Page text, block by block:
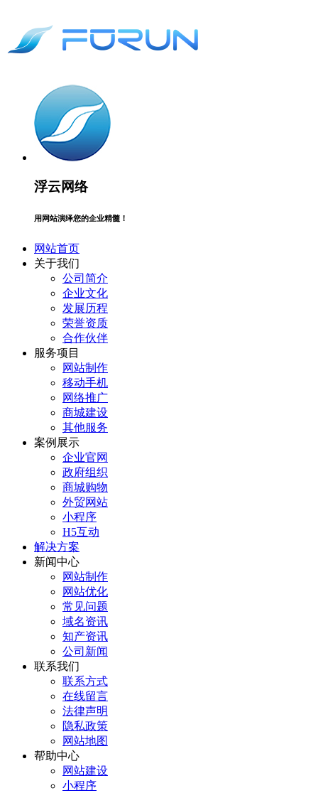
浮云网络
用网站演绎您的企业精髓！
网站首页
关于我们
公司简介
企业文化
发展历程
荣誉资质
合作伙伴
服务项目
网站制作
移动手机
网络推广
商城建设
其他服务
案例展示
企业官网
政府组织
商城购物
外贸网站
小程序
H5互动
解决方案
新闻中心
网站制作
网站优化
常见问题
域名资讯
知产资讯
公司新闻
联系我们
联系方式
在线留言
法律声明
隐私政策
网站地图
帮助中心
网站建设
小程序